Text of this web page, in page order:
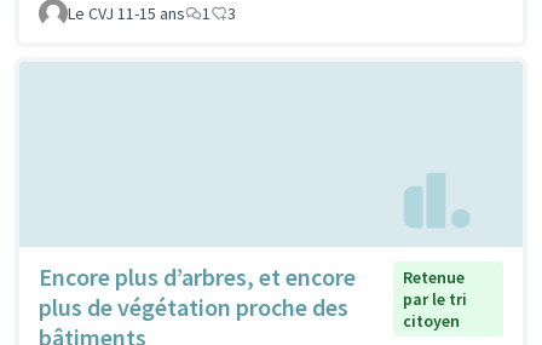
Le CVJ 11-15 ans
1 3
Encore plus d’arbres, et encore
plus de végétation proche des
bâtiments
Retenue
par le tri
citoyen